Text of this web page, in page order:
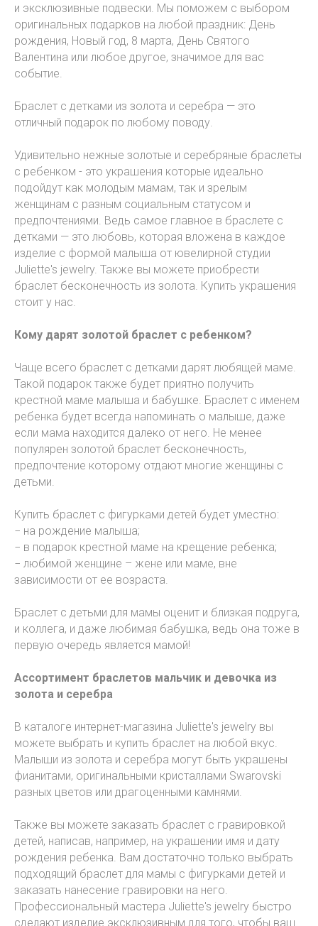
и эксклюзивные подвески. Мы поможем с выбором
оригинальных подарков на любой праздник: День
рождения, Новый год, 8 марта, День Святого
Валентина или любое другое, значимое для вас
событие.
Браслет с детками из золота и серебра — это
отличный подарок по любому поводу.
Удивительно нежные золотые и серебряные браслеты
с ребенком - это украшения которые идеально
подойдут как молодым мамам, так и зрелым
женщинам с разным социальным статусом и
предпочтениями. Ведь самое главное в браслете с
детками — это любовь, которая вложена в каждое
изделие с формой малыша от ювелирной студии
Juliette's jewelry. Также вы можете приобрести
браслет бесконечность из золота. Купить украшения
стоит у нас.
Кому дарят золотой браслет с ребенком?
Чаще всего браслет с детками дарят любящей маме.
Такой подарок также будет приятно получить
крестной маме малыша и бабушке. Браслет с именем
ребенка будет всегда напоминать о малыше, даже
если мама находится далеко от него. Не менее
популярен золотой браслет бесконечность,
предпочтение которому отдают многие женщины с
детьми.
Купить браслет с фигурками детей будет уместно:
− на рождение малыша;
− в подарок крестной маме на крещение ребенка;
− любимой женщине – жене или маме, вне
зависимости от ее возраста.
Браслет с детьми для мамы оценит и близкая подруга,
и коллега, и даже любимая бабушка, ведь она тоже в
первую очередь является мамой!
Ассортимент браслетов мальчик и девочка из
золота и серебра
В каталоге интернет-магазина Juliette's jewelry вы
можете выбрать и купить браслет на любой вкус.
Малыши из золота и серебра могут быть украшены
фианитами, оригинальными кристаллами Swarovski
разных цветов или драгоценными камнями.
Также вы можете заказать браслет с гравировкой
детей, написав, например, на украшении имя и дату
рождения ребенка. Вам достаточно только выбрать
подходящий браслет для мамы с фигурками детей и
заказать нанесение гравировки на него.
Профессиональный мастера Juliette's jewelry быстро
сделают изделие эксклюзивным для того, чтобы ваш